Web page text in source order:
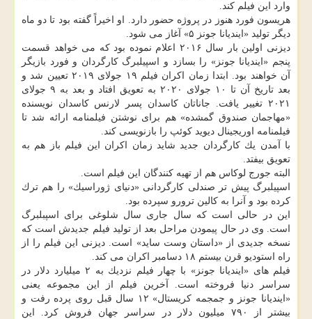
وارد این فیلم كند.
هریسون فورد هنوز در پروژه حضور دارد. او اخیراً گفته بود تا دو ماه
دیگر تولید «ایندیانا جونز ۵» آغاز می شود.
دیزنی اولین بار سال ۲۰۱۶ اعلام نموده بود كه می خواهد قسمت
پنجم «ایندیانا جونز» را بسازد و اسپیلبرگ كارگردان و فورد بازیگر
آن خواهند بود. ابتدا زمان اكران فیلم ۱۹ جولای ۲۰۱۹ تعیین شد و
بعد تاریخ آن تا ۱۰ جولای ۲۰۲۰ به تعویق افتاد و بعد به ۹ جولای
۲۰۲۱ تغییر یافت. جاناتان كاسدان پسر لارنس كاسدان نویسنده
«مهاجمان صندوق گمشده» هم برای نوشتن فیلمنامه ارائه شد تا
فیلمنامه اوریجینال دیوید كوئپ را بازنویسی كند.
با آمدن یك كارگردان جدید شاید زمان اكران این فیلم باز هم به
تعویق بیفتد.
البته جورج لوكاس هم از تهیه كنندگان این فیلم است.
اسپیلبرگ پیش تر صندلی كارگردانی «دنیای ژوراسیك» را هم ترك
كرده بود و آنرا به كالین ترورو سپرده بود.
این در حالی است كه سال جاری سال شلوغی برای اسپبلبرگ
است. وی در حال پیمودن مراحل بعد از تولید فیلم جدیدش است كه
نسخه جدیدی از «داستان وست ساید» است. دیزنی این فیلم را از
راه استودیو قرن بیستم ۱۸ دسامبر اكران می كند.
فیلم های «ایندیانا جونز» با چهار فیلم نزدیك به ۲ میلیارد دلار در
سراسر دنیا فروخته است. آخرین فیلم از این مجموعه یعنی
«ایندیانا جونز و جمجمه كریستال» ۱۲ سال قبل روی پرده رفت و
بیشتر از ۷۹۰ میلیون دلار در سراسر جهان فروش كرد. این